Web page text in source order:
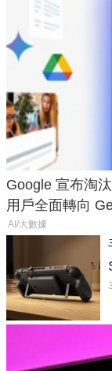
Google 宣布淘
用戶全面轉向
AI/大數據